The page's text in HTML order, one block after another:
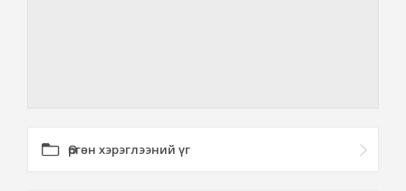
Өргөн хэрэглээний үг